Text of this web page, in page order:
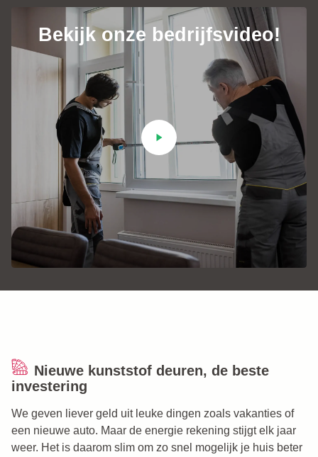
Bekijk onze bedrijfsvideo!
Contact
+31 (0)184 - 76 07 60
Nieuwe kunststof deuren, de beste
investering
We geven liever geld uit leuke dingen zoals vakanties of
een nieuwe auto. Maar de energie rekening stijgt elk jaar
weer. Het is daarom slim om zo snel mogelijk je huis beter